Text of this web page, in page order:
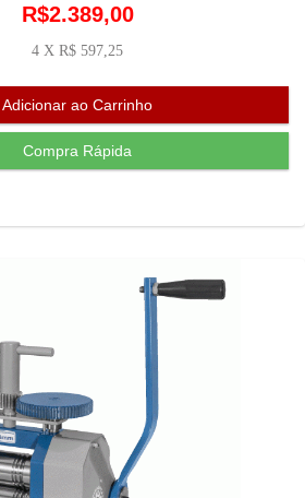
R$2.389,00
4 X R$ 597,25